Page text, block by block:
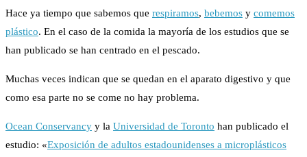
Hace ya tiempo que sabemos que respiramos, bebemos y comemos
plástico. En el caso de la comida la mayoría de los estudios que se
han publicado se han centrado en el pescado.
Muchas veces indican que se quedan en el aparato digestivo y que
como esa parte no se come no hay problema.
Ocean Conservancy y la Universidad de Toronto han publicado el
estudio: «Exposición de adultos estadounidenses a microplásticos